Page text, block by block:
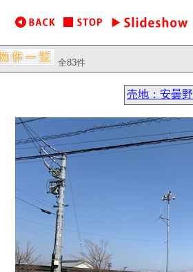
全83件
売地：安曇